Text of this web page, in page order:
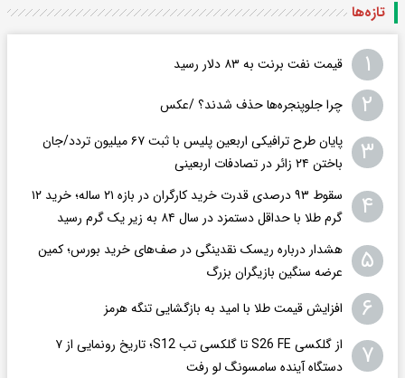
تازه‌ها
۱ قیمت نفت برنت به ۸۳ دلار رسید
۲ چرا جلوپنجره‌ها حذف شدند؟ /عکس
۳
پایان طرح ترافیکی اربعین پلیس با ثبت ۶۷ میلیون تردد/جان
باختن ۲۴ زائر در تصادفات اربعینی
۴
سقوط ۹۳ درصدی قدرت خرید کارگران در بازه ۲۱ ساله؛ خرید ۱۲
گرم طلا با حداقل دستمزد در سال ۸۴ به زیر یک گرم رسید
۵
هشدار درباره ریسک نقدینگی در صف‌های خرید بورس؛ کمین
عرضه سنگین بازیگران بزرگ
۶ افزایش قیمت طلا با امید به بازگشایی تنگه هرمز
۷
از گلکسی S26 FE تا گلکسی تب S12؛ تاریخ رونمایی از ۷
دستگاه آینده سامسونگ لو رفت